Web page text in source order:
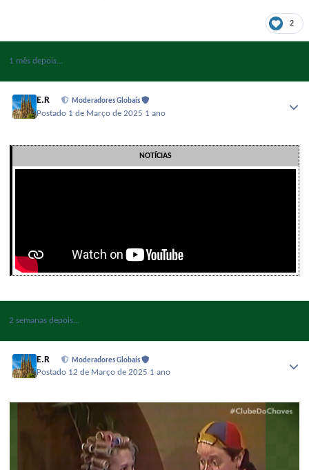
2
1 mês depois...
E.R Moderadores Globais
Postado 1 de Março de 2025 1 ano
NOTÍCIAS
2 semanas depois...
E.R Moderadores Globais
Postado 12 de Março de 2025 1 ano